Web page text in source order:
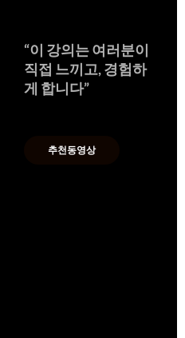
“이 강의는 여러분이
직접 느끼고, 경험하
게 합니다”
추천동영상